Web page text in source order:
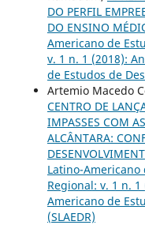
DO PERFIL
DO ENSINO
Americano de
v. 1 n. 1 (2018):
de Estudos de
Artemio Macedo
CENTRO DE
IMPASSES COM
ALCÂNTARA:
Latino-Americano
Regional: v. 1 n.
Americano de
(SLAEDR)